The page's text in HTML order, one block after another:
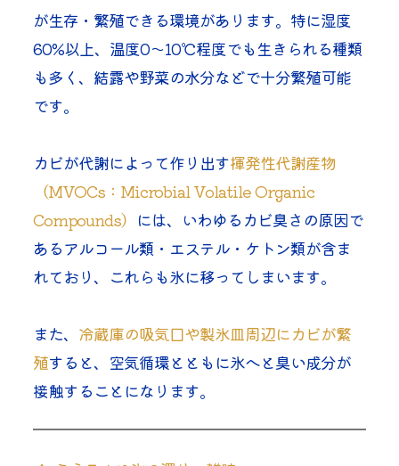
が生存・繁殖できる環境があります。特に湿度
60%以上、温度0～10℃程度でも生きられる種類
も多く、結露や野菜の水分などで十分繁殖可能
です。
カビが代謝によって作り出す揮発性代謝産物
（MVOCs：Microbial Volatile Organic
Compounds） には、いわゆるカビ臭さの原因で
あるアルコール類・エステル・ケトン類が含ま
れており、これらも氷に移ってしまいます。
また、 冷蔵庫の吸気口や製氷皿周辺にカビが繁
殖すると、空気循環とともに氷へと臭い成分が
接触することになります。